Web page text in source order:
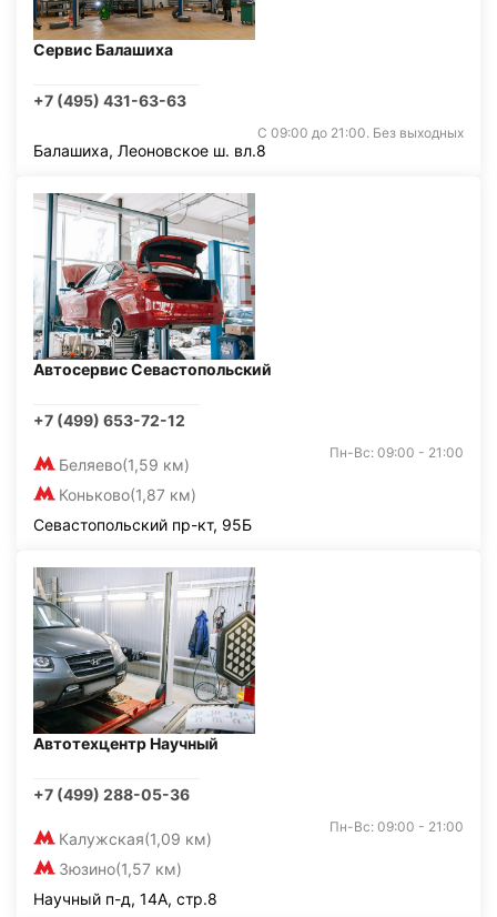
Сервис Балашиха
+7 (495) 431-63-63
С 09:00 до 21:00. Без выходных
Балашиха, Леоновское ш. вл.8
Автосервис Севастопольский
+7 (499) 653-72-12
Беляево(1,59 км)
Коньково(1,87 км)
Пн-Вс: 09:00 - 21:00
Севастопольский пр-кт, 95Б
Автотехцентр Научный
+7 (499) 288-05-36
Калужская(1,09 км)
Зюзино(1,57 км)
Пн-Вс: 09:00 - 21:00
Научный п-д, 14А, стр.8